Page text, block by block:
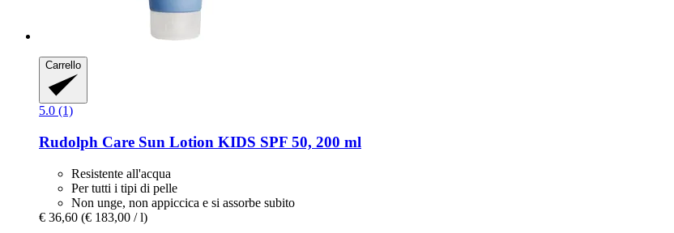
Carrello
5.0 (1)
Rudolph Care Sun Lotion KIDS SPF 50, 200 ml
Resistente all'acqua
Per tutti i tipi di pelle
Non unge, non appiccica e si assorbe subito
€ 36,60 (€ 183,00 / l)